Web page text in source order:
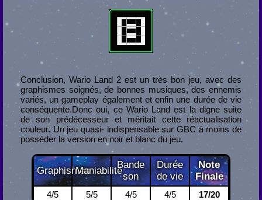
Conclusion, Wario Land 2 est un très bon jeu, avec des
graphismes soignés, de bonnes musiques, des ennemis
variés, un gameplay également et enfin une durée de vie
conséquente.Donc oui, ce Wario Land est la digne suite
de son prédécesseur et méritait cette réactualisation
couleur. Un jeu quasi- indispensable sur GBC à moins de
posséder la version en noir et blanc du jeu.
GraphismesManiabilité
Bande
son
Durée
de vie
Note
Finale
4/5 5/5 4/5 4/5 17/20